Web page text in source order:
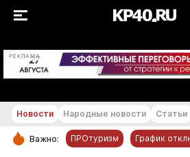
РЕКЛАМА
Новости Народные новости Статьи
Важно: ПРОтуризм График